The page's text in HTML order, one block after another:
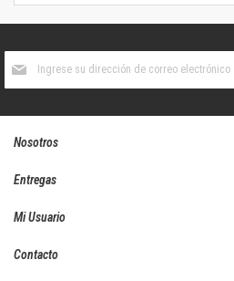
boletín
Nosotros
Entregas
Mi Usuario
Contacto